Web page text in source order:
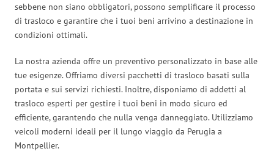
sebbene non siano obbligatori, possono semplificare il processo
di trasloco e garantire che i tuoi beni arrivino a destinazione in
condizioni ottimali.
La nostra azienda offre un preventivo personalizzato in base alle
tue esigenze. Offriamo diversi pacchetti di trasloco basati sulla
portata e sui servizi richiesti. Inoltre, disponiamo di addetti al
trasloco esperti per gestire i tuoi beni in modo sicuro ed
efficiente, garantendo che nulla venga danneggiato. Utilizziamo
veicoli moderni ideali per il lungo viaggio da Perugia a
Montpellier.